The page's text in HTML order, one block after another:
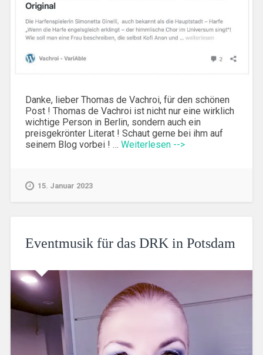
Danke, lieber Thomas de Vachroi, für den schönen
Post ! Thomas de Vachroi ist nicht nur eine wirklich
wichtige Person in Berlin, sondern auch ein
preisgekrönter Literat ! Schaut gerne bei ihm auf
seinem Blog vorbei ! … Weiterlesen -->
15. Januar 2023
Eventmusik für das DRK in Potsdam